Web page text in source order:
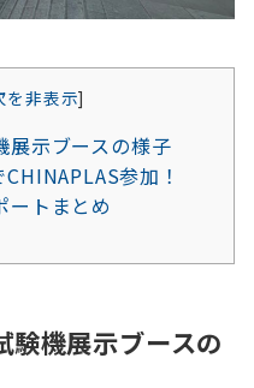
を非表示]
展示ブースの様子
参加！
ートまとめ
機展示ブースの